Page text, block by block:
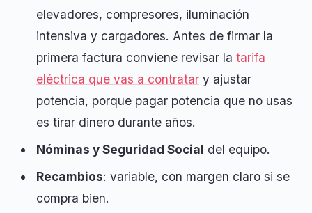
elevadores, compresores, iluminación
intensiva y cargadores. Antes de firmar la
primera factura conviene revisar la tarifa
eléctrica que vas a contratar y ajustar
potencia, porque pagar potencia que no usas
es tirar dinero durante años.
Nóminas y Seguridad Social del equipo.
Recambios: variable, con margen claro si se
compra bien.